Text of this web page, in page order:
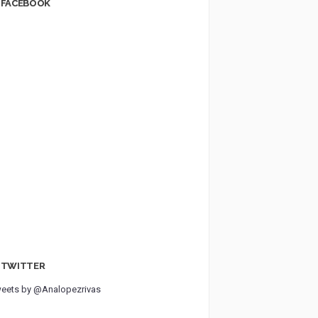
FACEBOOK
TWITTER
by @Analopezrivas